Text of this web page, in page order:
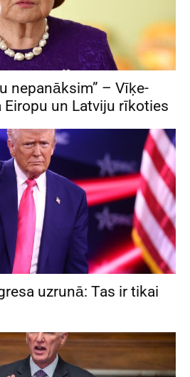
nepanāksim” – Vīķe-
Eiropu un Latviju rīkoties
uzrunā: Tas ir tikai